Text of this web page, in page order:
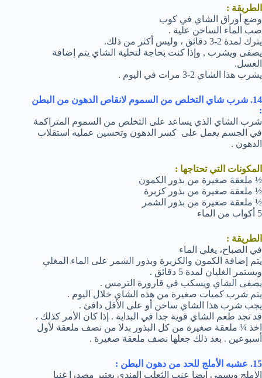
الطريقة :
وضع أوراق الشاي في كوب
صب الماء الساخن علية .
يترك لمدة 2-3 دقائق ، وليس أكثر من ذلك.
يصفى ويشرب , وإذا كنت بحاجة لتحلية الشاي يتم إضافة
العسل.
يشرب هذا الشاي 2-3 مرات في اليوم .
14. شرب شاي التخلص من السموم لانقاص الدهون من البطن
:
شرب الشاي الذي يساعد على التخلص من السموم المتراكمة
في الجسم يعمل على كسر الدهون وتحسين عمليه استقلاب
الدهون .
المكونات التي تحتاجها :
½ ملعقة صغيرة من بذور الكمون
½ ملعقة صغيرة من بذور كزبرة
½ ملعقة صغيرة من بذور الشمر
5 أكواب من الماء
الطريقة :
في الصباح، يغلي الماء
يتم إضافة الكمون والكزبرة وبذور الشمر على الماء المغلي
ويستمر الغليان لمدة 5 دقائق .
يصفى الشاي ويسكب في قارورة الترمس .
يتم شرب كميات صغيرة من هذه الشاي خلال اليوم .
يجب شرب هذا الشاي ساخن أو على الأقل دافئ .
قد تجد طعم الشاي قوية جدا في البداية . إذا كان الأمر كذلك ،
اخذ ¼ ملعقة صغيرة من كل البذور بدلا من نصف ملعقة لأول
أسبوعين . بعد ذلك جعلها نصف ملعقة صغيرة .
15. عشبه الأملج للحد من دهون البطن :
الاملج ويسمى ايضا عنب الثعلب الهندي يعتبر مصدرا غنيا